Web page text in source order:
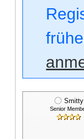
Smitty
Senior